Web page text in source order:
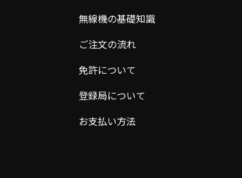
無線機の基礎知識
ご注文の流れ
免許について
登録局について
お支払い方法